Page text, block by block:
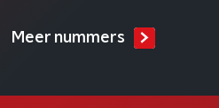
Meer nummers